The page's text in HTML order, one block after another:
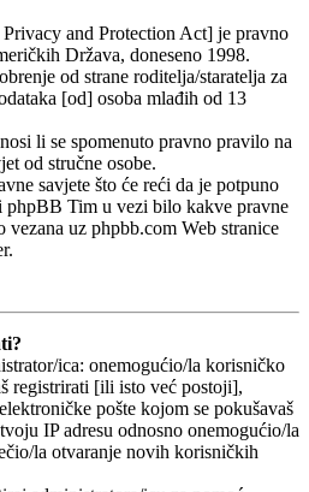
and Protection Act] je pravno
Država, doneseno 1998.
od strane roditelja/staratelja za
[od] osoba mlađih od 13
li se spomenuto pravno pravilo na
od stručne osobe.
savjete što će reći da je potpuno
phpBB Tim u vezi bilo kakve pravne
uz phpbb.com Web stranice
ica: onemogućio/la korisničko
registrirati [ili isto već postoji],
pošte kojom se pokušavaš
IP adresu odnosno onemogućio/la
la otvaranje novih korisničkih